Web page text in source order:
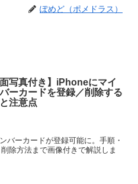
ぽめど（ポメドラス）
面写真付き】iPhoneにマイ
ーカードを登録／削除する
注意点
バーカードが登録可能に。手順・
除方法まで画像付きで解説しま